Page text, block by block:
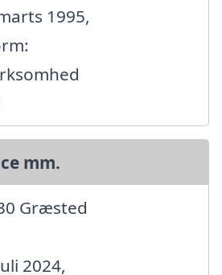
1995,
mm.
Græsted
2024,